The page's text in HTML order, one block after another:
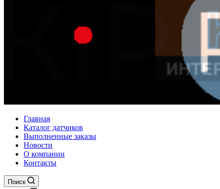
Главная
Каталог датчиков
Выполненные заказы
Новости
О компании
Контакты
Поиск